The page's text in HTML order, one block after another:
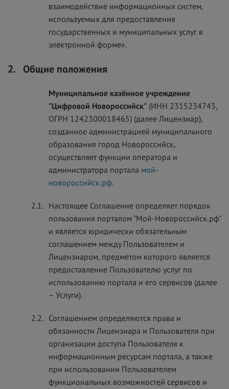
взаимодействие информационных систем,
используемых для предоставления
государственных и муниципальных услуг в
электронной форме».
2. Общие положения
Муниципальное казённое учреждение
"Цифровой Новороссийск" (ИНН 2315234743,
ОГРН 1242300018465) (далее Лицензиар),
созданное администрацией муниципального
образования город Новороссийск,
осуществляет функции оператора и
администратора портала мой-
новороссийск.рф.
2.1. Настоящее Соглашение определяет порядок
пользования порталом "Мой-Новороссийск.рф"
и является юридически обязательным
соглашением между Пользователем и
Лицензиаром, предметом которого является
предоставление Пользователю услуг по
использованию портала и его сервисов (далее
– Услуги).
2.2. Соглашением определяются права и
обязанности Лицензиара и Пользователя при
организации доступа Пользователя к
информационным ресурсам портала, а также
при использовании Пользователем
функциональных возможностей сервисов и